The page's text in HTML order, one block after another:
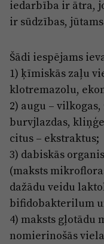
iedarbība ir ātra,
ir sūdzības,
Šādi iespējams
1) ķīmiskās zaļu
klotremazolu,
2) augu –
burvjlazdas,
citus – ekstraktus;
3) dabiskās
(maksts
dažādu veidu
bifidobakterilum
4) maksts gļotādu
nomierinošās